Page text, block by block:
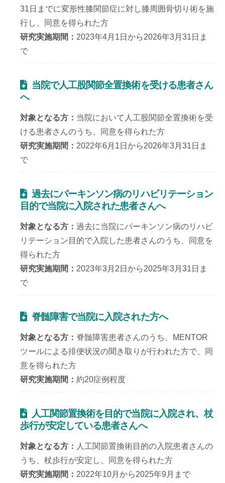
31日までに変形性膝関節症に対し膝周囲骨切り術を施
行し、同意を得られた方
研究実施期間
2023年4月1日から2026年3月31日ま
で
当院で人工股関節全置換術を受ける患者さん
へ
対象となる方
当院において人工股関節全置換術を受
ける患者さんのうち、同意を得られた方
研究実施期間
2022年6月1日から2026年3月31日ま
で
過去にパーキンソン病のリハビリテーション
目的で当院に入院された患者さんへ
対象となる方
過去に当院にパーキンソン病のリハビ
リテーション目的で入院した患者さんのうち、同意を
得られた方
研究実施期間
2023年3月2日から2025年3月31日ま
で
脊髄障害で当院に入院された方へ
対象となる方
脊髄障害患者さんのうち、MENTOR
ツールによる排便状況の聞き取りが行われた方で、同
意を得られた方
研究実施期間
約20症例程度
人工関節置換術を目的で当院に入院され、杖
歩行が安定している患者さんへ
対象となる方
人工関節置換術目的の入院患者さんの
うち、杖歩行が安定し、同意を得られた方
研究実施期間
2022年10月から2025年9月まで